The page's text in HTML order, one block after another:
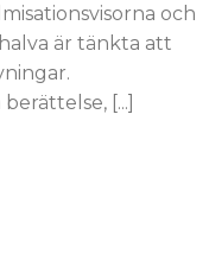
och
är tänkta att
[...]